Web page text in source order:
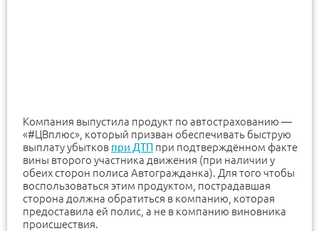
Компания выпустила продукт по автострахованию —
«#ЦВплюс», который призван обеспечивать быструю
выплату убытков при ДТП при подтверждённом факте
вины второго участника движения (при наличии у
обеих сторон полиса Автогражданка). Для того чтобы
воспользоваться этим продуктом, пострадавшая
сторона должна обратиться в компанию, которая
предоставила ей полис, а не в компанию виновника
происшествия.